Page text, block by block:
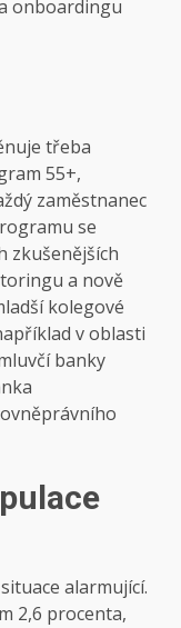
onboardingu
třeba
55+,
zaměstnanec
se
zkušenějších
a nově
kolegové
v oblasti
banky
alarmující.
2,6 procenta,